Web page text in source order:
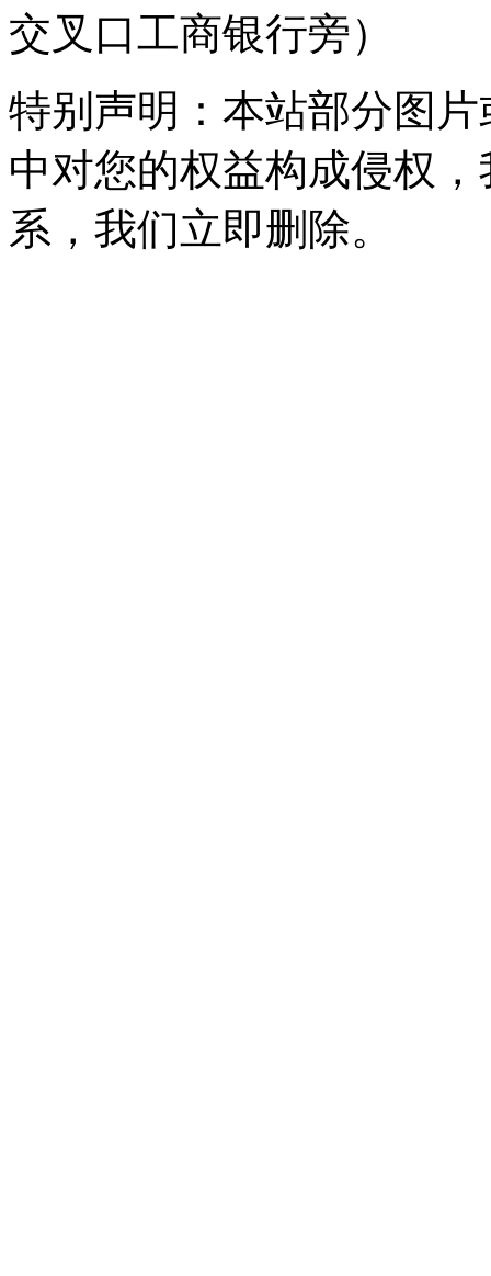
交叉口工商银行旁）
特别声明：本站部分图
中对您的权益构成侵权
系，我们立即删除。